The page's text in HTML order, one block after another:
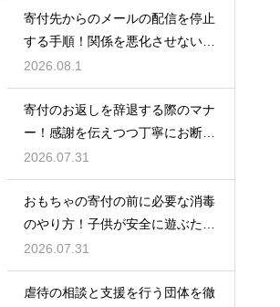
寄付先からのメールの配信を停止
する手順！関係を悪化させないス
マートなマナー
2026.08.1
寄付のお返しを辞退する際のマナ
ー！感謝を伝えつつ丁寧にお断り
する
2026.07.31
おもちゃの寄付の前に必要な消毒
のやり方！子供が安全に遊ぶため
の思いやり
2026.07.31
虐待の相談と支援を行う団体を徹